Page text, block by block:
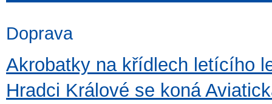
Doprava
Akrobatky na křídlech letícího
Hradci Králové se koná